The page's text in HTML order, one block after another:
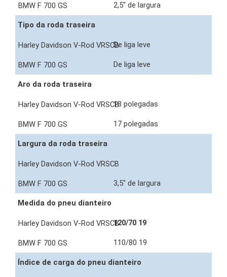
2,5" de largura
Tipo da roda traseira
De liga leve
De liga leve
Aro da roda traseira
18 polegadas
17 polegadas
Largura da roda traseira
3,5" de largura
Medida do pneu dianteiro
120/70 19
110/80 19
Índice de carga do pneu dianteiro